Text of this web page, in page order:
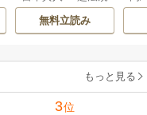
的かえる /
んち
無料立読み
もっと見る
3位